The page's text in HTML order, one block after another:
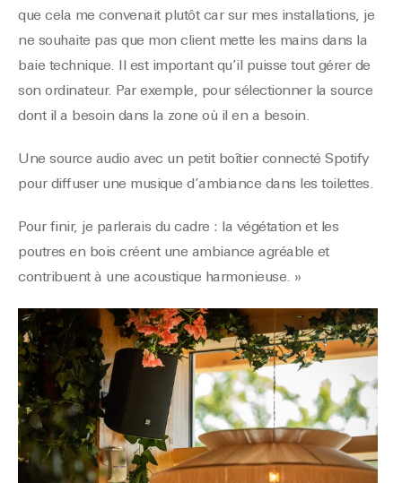
que cela me convenait plutôt car sur mes installations, je
ne souhaite pas que mon client mette les mains dans la
baie technique. Il est important qu’il puisse tout gérer de
son ordinateur. Par exemple, pour sélectionner la source
dont il a besoin dans la zone où il en a besoin.
Une source audio avec un petit boîtier connecté Spotify
pour diffuser une musique d’ambiance dans les toilettes.
Pour finir, je parlerais du cadre : la végétation et les
poutres en bois créent une ambiance agréable et
contribuent à une acoustique harmonieuse. »